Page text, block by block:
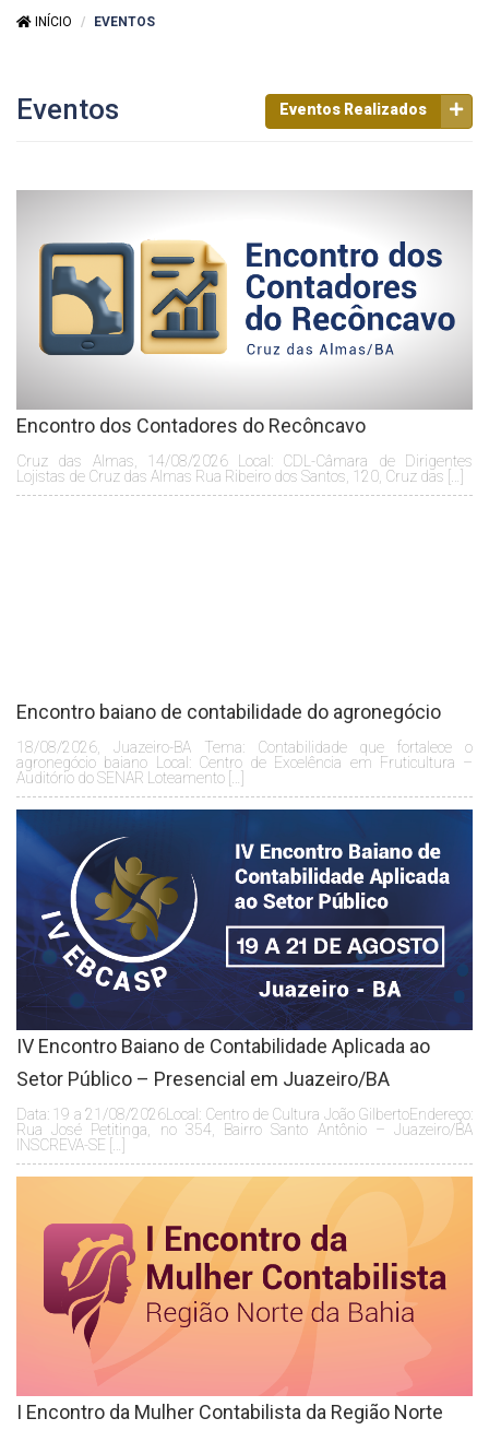
INÍCIO EVENTOS
Eventos Eventos Realizados
Encontro dos Contadores do Recôncavo
Cruz das Almas, 14/08/2026 Local: CDL-Câmara de Dirigentes
Lojistas de Cruz das Almas Rua Ribeiro dos Santos, 120, Cruz das […]
Encontro baiano de contabilidade do agronegócio
18/08/2026, Juazeiro-BA Tema: Contabilidade que fortalece o
agronegócio baiano Local: Centro de Excelência em Fruticultura –
Auditório do SENAR Loteamento […]
IV Encontro Baiano de Contabilidade Aplicada ao
Setor Público – Presencial em Juazeiro/BA
Data: 19 a 21/08/2026Local: Centro de Cultura João GilbertoEndereço:
Rua José Petitinga, no 354, Bairro Santo Antônio – Juazeiro/BA
INSCREVA-SE […]
I Encontro da Mulher Contabilista da Região Norte